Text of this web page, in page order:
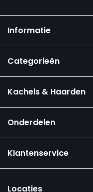
Informatie
Categorieën
Kachels & Haarden
Onderdelen
Klantenservice
Locaties